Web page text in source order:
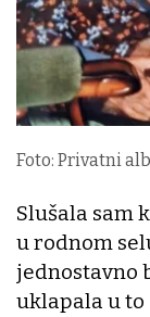
Foto: Privatni
Slušala sam
u rodnom
jednostavno
uklapala u to